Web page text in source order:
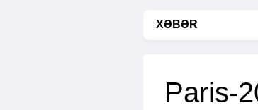
XƏBƏR
Paris-